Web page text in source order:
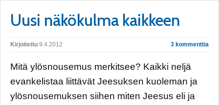
Uusi näkökulma kaikkeen
Kirjoitettu 9.4.2012 3 kommenttia
Mitä ylösnousemus merkitsee? Kaikki neljä
evankelistaa liittävät Jeesuksen kuoleman ja
ylösnousemuksen siihen miten Jeesus eli ja